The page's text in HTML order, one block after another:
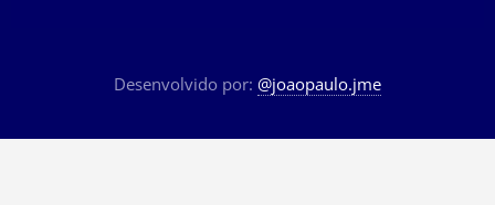
Desenvolvido por: @joaopaulo.jme